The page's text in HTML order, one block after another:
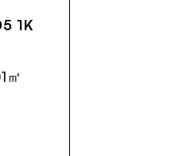
1K
㎡